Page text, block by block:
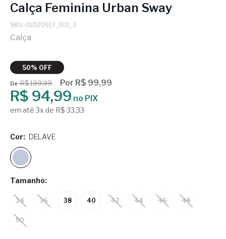
Calça Feminina Urban Sway
SKU: 01020917_301_3
Calça
50% OFF
DeR$ 199,99 Por R$ 99,99
R$ 94,99 no PIX
em até 3x de R$ 33,33
Tamanho:
34 36 38 40 42 44 46 48
50
Cor: DELAVE